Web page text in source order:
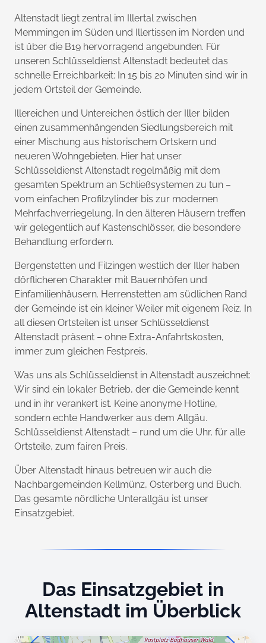
Altenstadt liegt zentral im Illertal zwischen
Memmingen im Süden und Illertissen im Norden und
ist über die B19 hervorragend angebunden. Für
unseren Schlüsseldienst Altenstadt bedeutet das
schnelle Erreichbarkeit: In 15 bis 20 Minuten sind wir in
jedem Ortsteil der Gemeinde.
Illereichen und Untereichen östlich der Iller bilden
einen zusammenhängenden Siedlungsbereich mit
einer Mischung aus historischem Ortskern und
neueren Wohngebieten. Hier hat unser
Schlüsseldienst Altenstadt regelmäßig mit dem
gesamten Spektrum an Schließsystemen zu tun –
vom einfachen Profilzylinder bis zur modernen
Mehrfachverriegelung. In den älteren Häusern treffen
wir gelegentlich auf Kastenschlösser, die besondere
Behandlung erfordern.
Bergenstetten und Filzingen westlich der Iller haben
dörflicheren Charakter mit Bauernhöfen und
Einfamilienhäusern. Herrenstetten am südlichen Rand
der Gemeinde ist ein kleiner Weiler mit eigenem Reiz. In
all diesen Ortsteilen ist unser Schlüsseldienst
Altenstadt präsent – ohne Extra-Anfahrtskosten,
immer zum gleichen Festpreis.
Was uns als Schlüsseldienst in Altenstadt auszeichnet:
Wir sind ein lokaler Betrieb, der die Gemeinde kennt
und in ihr verankert ist. Keine anonyme Hotline,
sondern echte Handwerker aus dem Allgäu.
Schlüsseldienst Altenstadt – rund um die Uhr, für alle
Ortsteile, zum fairen Preis.
Über Altenstadt hinaus betreuen wir auch die
Nachbargemeinden Kellmünz, Osterberg und Buch.
Das gesamte nördliche Unterallgäu ist unser
Einsatzgebiet.
Das Einsatzgebiet in
Altenstadt im Überblick